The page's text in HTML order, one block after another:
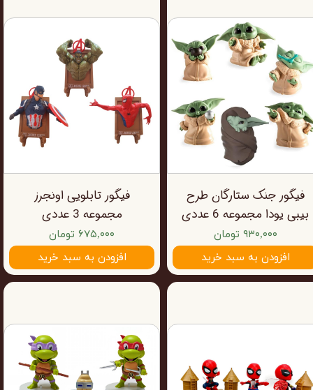
فیگور جنک ستارگان طرح
بیبی یودا مجموعه 6 عددی
۹۳۰,۰۰۰ تومان
افزودن به سبد خرید
فیگور تابلویی اونجرز
مجموعه 3 عددی
۶۷۵,۰۰۰ تومان
افزودن به سبد خرید